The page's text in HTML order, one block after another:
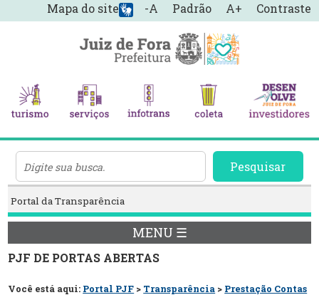
-A Padrão A+ Contraste
Mapa do site
Pesquisar
Portal da Transparência
MENU ☰
PJF DE PORTAS ABERTAS
Você está aqui: Portal PJF > Transparência > Prestação Contas